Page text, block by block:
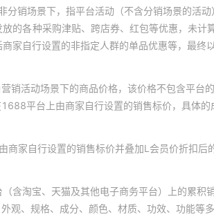
非分销场景下，指平台活动（不含分销场景的活
的各种采购津贴、跨店券、红包等优惠，未
家自行设置的非指定人群的单品优惠等，最
销活动场景下的商品价格，该价格不包含平台
平台上由商家自行设置的销售标价，具体
商家自行设置的销售标价并叠加L会员价折扣后
含淘宝、天猫及其他电子商务平台）上的累积
观、规格、成分、颜色、材质、功效、功能等